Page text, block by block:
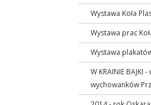
Wystawa Koła
Wystawa prac
Wystawa
W KRAINIE
wychowanków